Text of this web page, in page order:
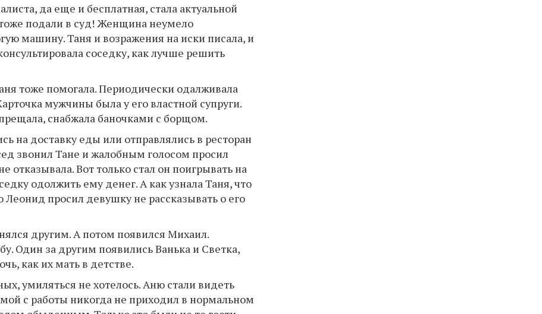
да еще и бесплатная, стала актуальной
подали в суд! Женщина неумело
машину. Таня и возражения на иски писала, и
соседку, как лучше решить
тоже помогала. Периодически одалживала
мужчины была у его властной супруги.
снабжала баночками с борщом.
на доставку еды или отправлялись в ресторан
звонил Тане и жалобным голосом просил
отказывала. Вот только стал он поигрывать на
одолжить ему денег. А как узнала Таня, что
Леонид просил девушку не рассказывать о его
другим. А потом появился Михаил.
Один за другим появились Ванька и Светка,
как их мать в детстве.
умиляться не хотелось. Аню стали видеть
с работы никогда не приходил в нормальном